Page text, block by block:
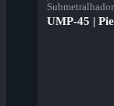
UMP-45 |